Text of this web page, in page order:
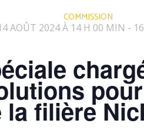
COMMISSION
AOÛT 2024 À 14 H 00 MIN -
filière